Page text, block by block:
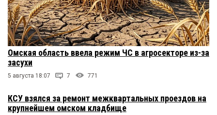
Омская область ввела режим ЧС в агросекторе из-за
засухи
5 августа 18:07 7 771
КСУ взялся за ремонт межквартальных проездов на
крупнейшем омском кладбище